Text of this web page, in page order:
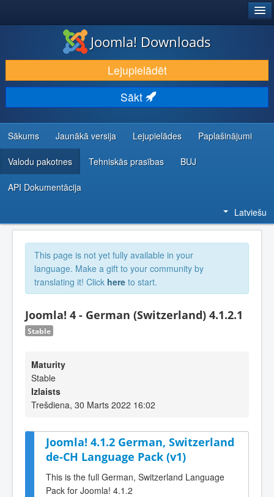
LEJUPIELĀDĒT UN PAPLAŠINĀT
ATKLĀJ UN IEMĀCIES
KOPIENA UN ATBALSTS
IZSTRĀDĀTĀJU RESURSI
Joomla! Downloads
Lejupielādēt
Sākt
Sākums Jaunākā versija Lejupielādes Paplašinājumi
Valodu pakotnes Tehniskās prasības BUJ
API Dokumentācija
Latviešu
This page is not yet fully available in your
language. Make a gift to your community by
translating it! Click here to start.
Joomla! 4 - German (Switzerland) 4.1.2.1
Stable
Maturity
Stable
Izlaists
Trešdiena, 30 Marts 2022 16:02
Joomla! 4.1.2 German, Switzerland
de-CH Language Pack (v1)
This is the full German, Switzerland Language
Pack for Joomla! 4.1.2